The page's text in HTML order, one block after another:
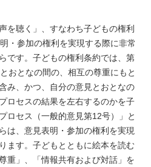
を聴く」、すなわち子どもの権利
・参加の権利を実現する際に非常
です。子どもの権利条約では、第
おとなの間の、相互の尊重にもと
み、かつ、自分の意見とおとなの
ロセスの結果を左右するのかを子
ロセス（一般的意見第12号）」と
は、意見表明・参加の権利を実現
ます。子どもとともに絵本を読む
重」、「情報共有および対話」を